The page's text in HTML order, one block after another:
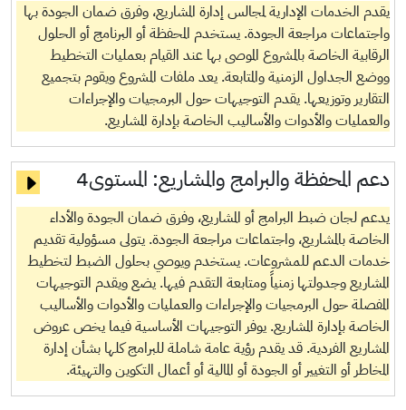
يقدم الخدمات الإدارية لمجالس إدارة المشاريع، وفرق ضمان الجودة بها
واجتماعات مراجعة الجودة. يستخدم المحفظة أو البرنامج أو الحلول
الرقابية الخاصة بالمشروع الموصى بها عند القيام بعمليات التخطيط
ووضع الجداول الزمنية والمتابعة. يعد ملفات المشروع ويقوم بتجميع
التقارير وتوزيعها. يقدم التوجيهات حول البرمجيات والإجراءات
والعمليات والأدوات والأساليب الخاصة بإدارة المشاريع.
دعم المحفظة والبرامج والمشاريع: المستوى4
يدعم لجان ضبط البرامج أو المشاريع، وفرق ضمان الجودة والأداء
الخاصة بالمشاريع، واجتماعات مراجعة الجودة. يتولى مسؤولية تقديم
خدمات الدعم للمشروعات. يستخدم ويوصي بحلول الضبط لتخطيط
المشاريع وجدولتها زمنياً ومتابعة التقدم فيها. يضع ويقدم التوجيهات
المفصلة حول البرمجيات والإجراءات والعمليات والأدوات والأساليب
الخاصة بإدارة المشاريع. يوفر التوجيهات الأساسية فيما يخص عروض
المشاريع الفردية. قد يقدم رؤية عامة شاملة للبرامج كلها بشأن إدارة
المخاطر أو التغيير أو الجودة أو المالية أو أعمال التكوين والتهيئة.